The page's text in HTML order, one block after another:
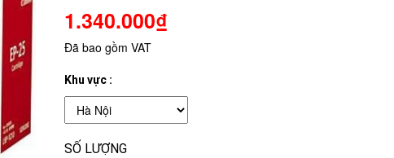
1.340.000₫
Đã bao gồm VAT
Khu vực :
SỐ LƯỢNG